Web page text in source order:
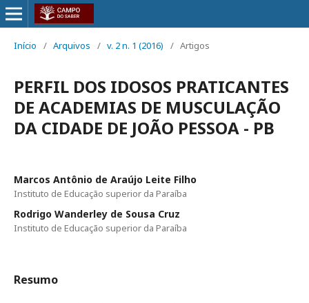
Início / Arquivos / v. 2 n. 1 (2016) / Artigos
PERFIL DOS IDOSOS PRATICANTES
DE ACADEMIAS DE MUSCULAÇÃO
DA CIDADE DE JOÃO PESSOA - PB
Marcos Antônio de Araújo Leite Filho
Instituto de Educação superior da Paraíba
Rodrigo Wanderley de Sousa Cruz
Instituto de Educação superior da Paraíba
Resumo